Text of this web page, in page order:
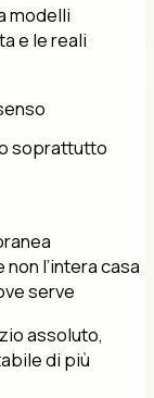
modelli
e le reali
soprattutto
l’intera casa
serve
assoluto,
di più